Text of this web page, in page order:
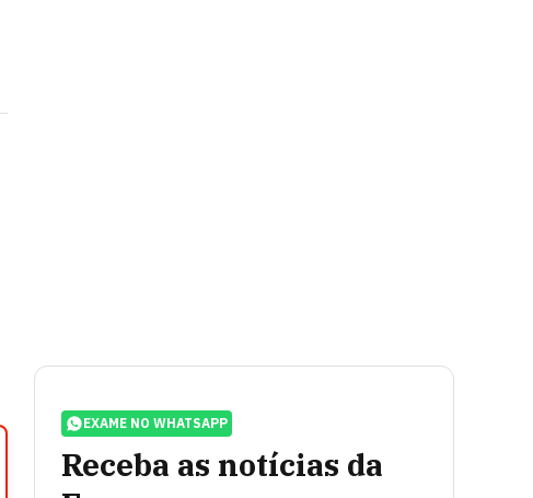
EXAME NO WHATSAPP
Receba as notícias da